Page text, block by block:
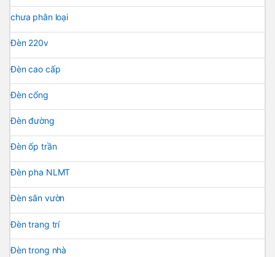
chưa phân loại
Đèn 220v
Đèn cao cấp
Đèn cổng
Đèn đường
Đèn ốp trần
Đèn pha NLMT
Đèn sân vườn
Đèn trang trí
Đèn trong nhà